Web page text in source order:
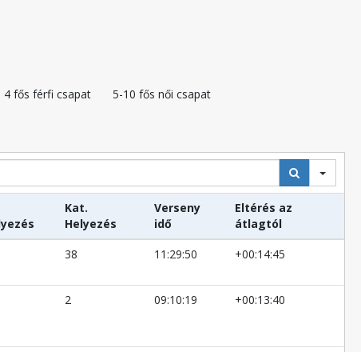
4 fős férfi csapat
5-10 fős női csapat
Kat.
Helyezés
Verseny
idő
Eltérés az
átlagtól
38 11:29:50 +00:14:45
2 09:10:19 +00:13:40